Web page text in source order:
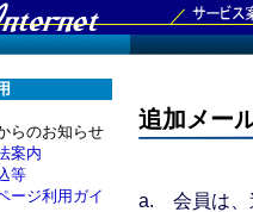
らのお知らせ
案内
等
ージ利用ガイ
追加メー
a. 会員は、